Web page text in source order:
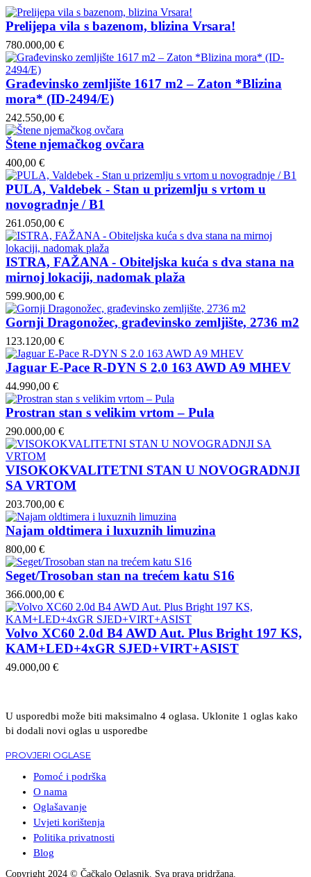
Prelijepa vila s bazenom, blizina Vrsara!
780.000,00 €
Građevinsko zemljište 1617 m2 – Zaton *Blizina
mora* (ID-2494/E)
242.550,00 €
Štene njemačkog ovčara
400,00 €
PULA, Valdebek - Stan u prizemlju s vrtom u
novogradnje / B1
261.050,00 €
ISTRA, FAŽANA - Obiteljska kuća s dva stana na
mirnoj lokaciji, nadomak plaža
599.900,00 €
Gornji Dragonožec, građevinsko zemljište, 2736 m2
123.120,00 €
Jaguar E-Pace R-DYN S 2.0 163 AWD A9 MHEV
44.990,00 €
Prostran stan s velikim vrtom – Pula
290.000,00 €
VISOKOKVALITETNI STAN U NOVOGRADNJI
SA VRTOM
203.700,00 €
Najam oldtimera i luxuznih limuzina
800,00 €
Seget/Trosoban stan na trećem katu S16
366.000,00 €
Volvo XC60 2.0d B4 AWD Aut. Plus Bright 197 KS,
KAM+LED+4xGR SJED+VIRT+ASIST
49.000,00 €
U usporedbi može biti maksimalno 4 oglasa. Uklonite 1 oglas kako
bi dodali novi oglas u usporedbe
PROVJERI OGLASE
Pomoć i podrška
O nama
Oglašavanje
Uvjeti korištenja
Politika privatnosti
Blog
Copyright 2024 © Čačkalo Oglasnik. Sva prava pridržana.